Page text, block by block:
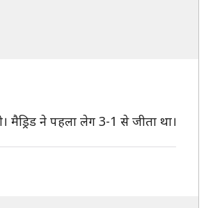
ने पहला लेग 3-1 से जीता था।